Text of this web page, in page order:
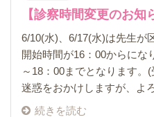
【診察時間変更のお知
6/10(水)、6/17(水)は先生が
開始時間が16：00からにな
～18：00までとなります。
迷惑をおかけしますが、よ
続きを読む